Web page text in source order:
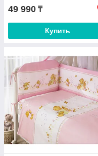
49 990 ₸
Купить